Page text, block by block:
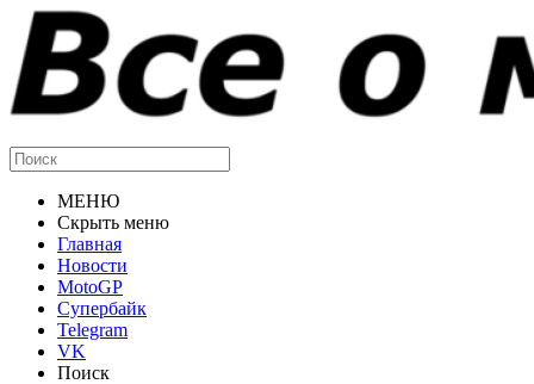
МЕНЮ
Скрыть меню
Главная
Новости
MotoGP
Супербайк
Telegram
VK
Поиск